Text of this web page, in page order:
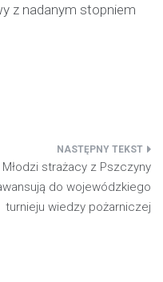
z nadanym stopniem
Młodzi strażacy z Pszczyny
do wojewódzkiego
turnieju wiedzy pożarniczej